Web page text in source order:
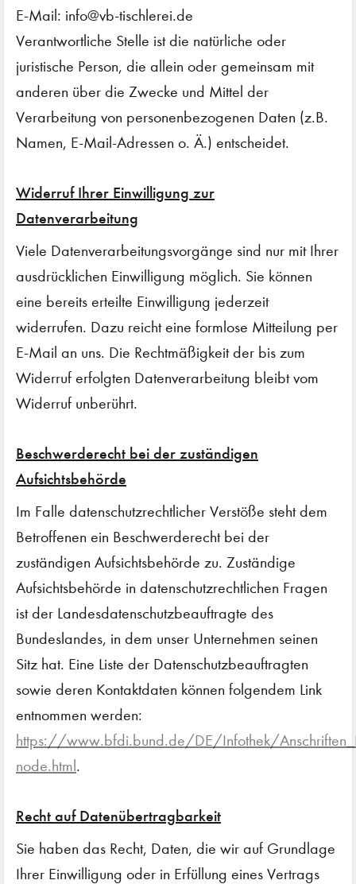
E-Mail: info@vb-tischlerei.de
Verantwortliche Stelle ist die natürliche oder
juristische Person, die allein oder gemeinsam mit
anderen über die Zwecke und Mittel der
Verarbeitung von personenbezogenen Daten (z.B.
Namen, E-Mail-Adressen o. Ä.) entscheidet.
Widerruf Ihrer Einwilligung zur
Datenverarbeitung
Viele Datenverarbeitungsvorgänge sind nur mit Ihrer
ausdrücklichen Einwilligung möglich. Sie können
eine bereits erteilte Einwilligung jederzeit
widerrufen. Dazu reicht eine formlose Mitteilung per
E-Mail an uns. Die Rechtmäßigkeit der bis zum
Widerruf erfolgten Datenverarbeitung bleibt vom
Widerruf unberührt.
Beschwerderecht bei der zuständigen
Aufsichtsbehörde
Im Falle datenschutzrechtlicher Verstöße steht dem
Betroffenen ein Beschwerderecht bei der
zuständigen Aufsichtsbehörde zu. Zuständige
Aufsichtsbehörde in datenschutzrechtlichen Fragen
ist der Landesdatenschutzbeauftragte des
Bundeslandes, in dem unser Unternehmen seinen
Sitz hat. Eine Liste der Datenschutzbeauftragten
sowie deren Kontaktdaten können folgendem Link
entnommen werden:
https://www.bfdi.bund.de/DE/Infothek/
node.html .
Recht auf Datenübertragbarkeit
Sie haben das Recht, Daten, die wir auf Grundlage
Ihrer Einwilligung oder in Erfüllung eines Vertrags